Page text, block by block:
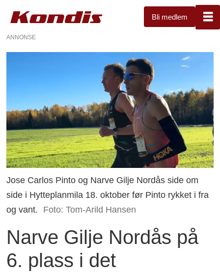
Bli medlem
ANNONSE
Jose Carlos Pinto og Narve Gilje Nordås side om
side i Hytteplanmila 18. oktober før Pinto rykket i fra
og vant.
Foto: Tom-Arild Hansen
Narve Gilje Nordås på
6. plass i det